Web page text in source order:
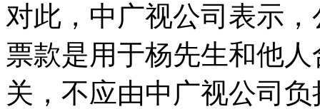
对此，中广视公司表示
票款是用于杨先生和他
关，不应由中广视公司